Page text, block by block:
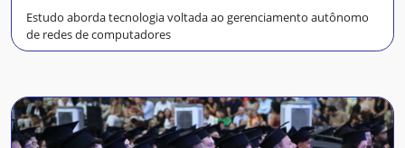
Estudo aborda tecnologia voltada ao gerenciamento autônomo
de redes de computadores